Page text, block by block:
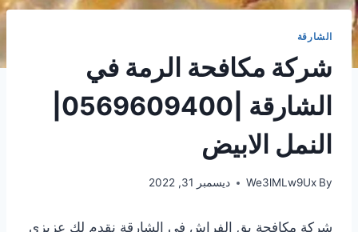
الشارقة
شركة مكافحة الرمة في
النمل الابيض
By
We3lMLw9Ux ديسمبر 31, 2022
شركة مكافحة بق الفراش في الشارقة نقدم لك عزيزى